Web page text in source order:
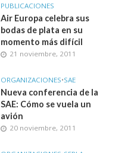
PUBLICACIONES
Air Europa celebra sus
bodas de plata en su
momento más difícil
21 noviembre, 2011
ORGANIZACIONES•SAE
Nueva conferencia de la
SAE: Cómo se vuela un
avión
20 noviembre, 2011